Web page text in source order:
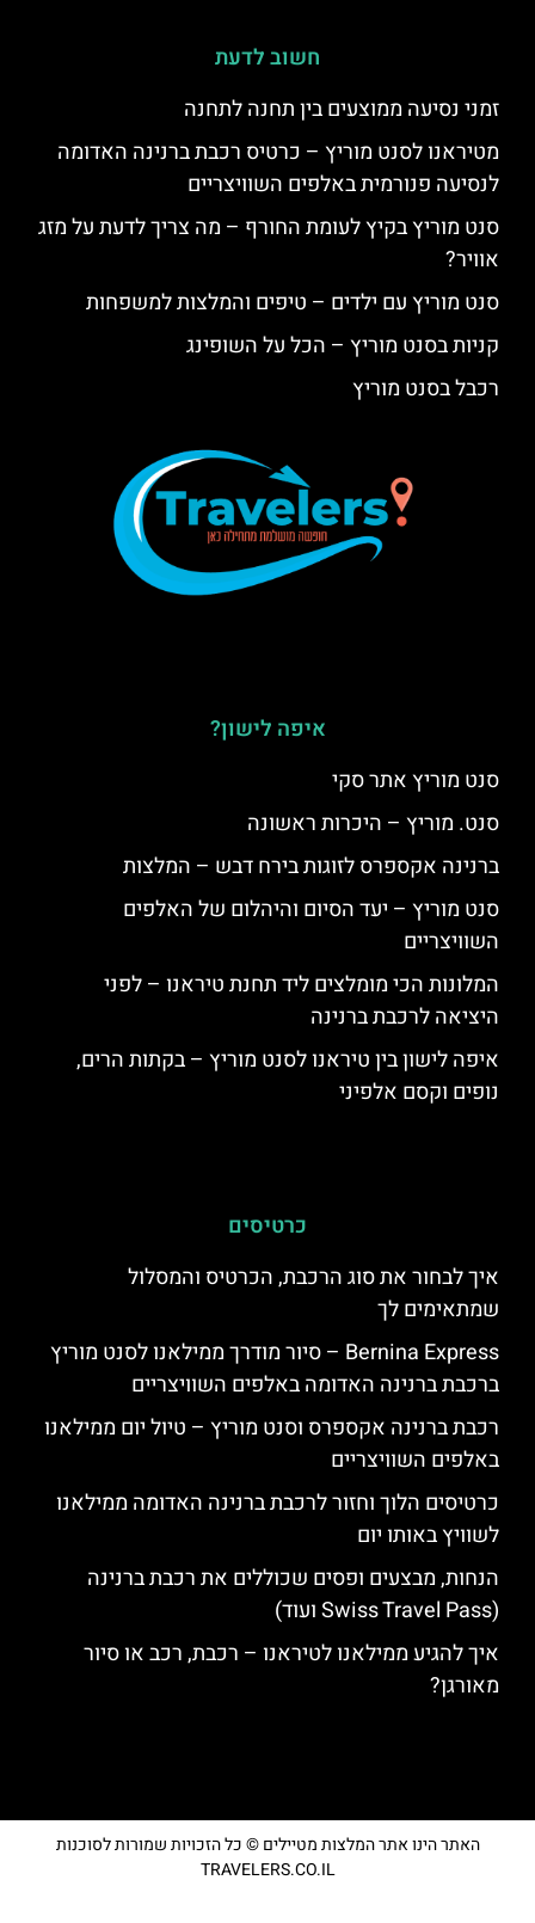
חשוב לדעת
זמני נסיעה ממוצעים בין תחנה לתחנה
מטיראנו לסנט מוריץ – כרטיס רכבת ברנינה האדומה
לנסיעה פנורמית באלפים השוויצריים
סנט מוריץ בקיץ לעומת החורף – מה צריך לדעת על מזג
אוויר?
סנט מוריץ עם ילדים – טיפים והמלצות למשפחות
קניות בסנט מוריץ – הכל על השופינג
רכבל בסנט מוריץ
איפה לישון?
סנט מוריץ אתר סקי
סנט. מוריץ – היכרות ראשונה
ברנינה אקספרס לזוגות בירח דבש – המלצות
סנט מוריץ – יעד הסיום והיהלום של האלפים
השוויצריים
המלונות הכי מומלצים ליד תחנת טיראנו – לפני
היציאה לרכבת ברנינה
איפה לישון בין טיראנו לסנט מוריץ – בקתות הרים,
נופים וקסם אלפיני
כרטיסים
איך לבחור את סוג הרכבת, הכרטיס והמסלול
שמתאימים לך
Bernina Express – סיור מודרך ממילאנו לסנט מוריץ
ברכבת ברנינה האדומה באלפים השוויצריים
רכבת ברנינה אקספרס וסנט מוריץ – טיול יום ממילאנו
באלפים השוויצריים
כרטיסים הלוך וחזור לרכבת ברנינה האדומה ממילאנו
לשוויץ באותו יום
הנחות, מבצעים ופסים שכוללים את רכבת ברנינה
(Swiss Travel Pass ועוד)
איך להגיע ממילאנו לטיראנו – רכבת, רכב או סיור
מאורגן?
האתר הינו אתר המלצות מטיילים © כל הזכויות שמורות לסוכנות
TRAVELERS.CO.IL